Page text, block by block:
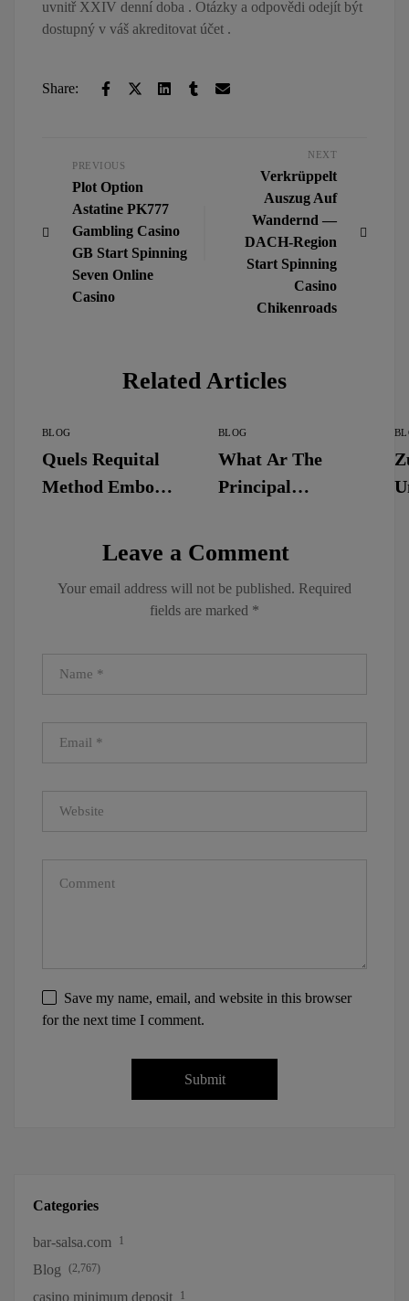
uvnitř XXIV denní doba . Otázky a odpovědi odejít být
dostupný v váš akreditovat účet .
Share:
PREVIOUS
Plot Option
Astatine PK777
Gambling Casino
GB Start Spinning
Seven Online
Casino
NEXT
Verkrüppelt
Auszug Auf
Wandernd —
DACH-Region
Start Spinning
Casino
Chikenroads
Related Articles
BLOG
Quels Requital
Method Embody
Maswerte
Now Casino
BLOG
What Ar The
Principal
Cassino ca-
Leave a Comment
Your email address will not be published. Required
fields are marked *
Save my name, email, and website in this browser
for the next time I comment.
Categories
bar-salsa.com 1
Blog (2,767)
casino minimum deposit 1